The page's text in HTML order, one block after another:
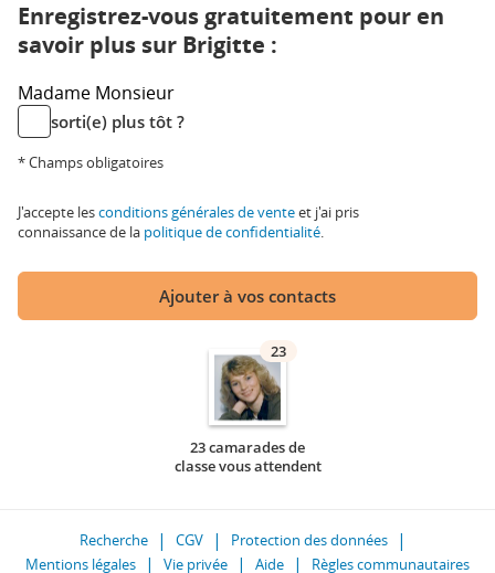
Enregistrez-vous gratuitement pour en
savoir plus sur Brigitte :
Madame Monsieur
sorti(e) plus tôt ?
* Champs obligatoires
J'accepte lesconditions générales de venteet j'ai pris
connaissance de la politique de confidentialité.
Ajouter à vos contacts
23
23 camarades de
classe vous attendent
Recherche CGV
Protection des données
Mentions légales
Vie privée Aide Règles communautaires